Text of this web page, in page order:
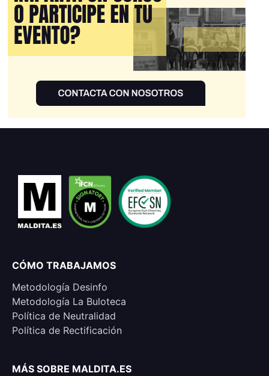
CÓMO TRABAJAMOS
Metodología Desinfo
Metodología La Buloteca
Política de Neutralidad
Política de Rectificación
MÁS SOBRE MALDITA.ES